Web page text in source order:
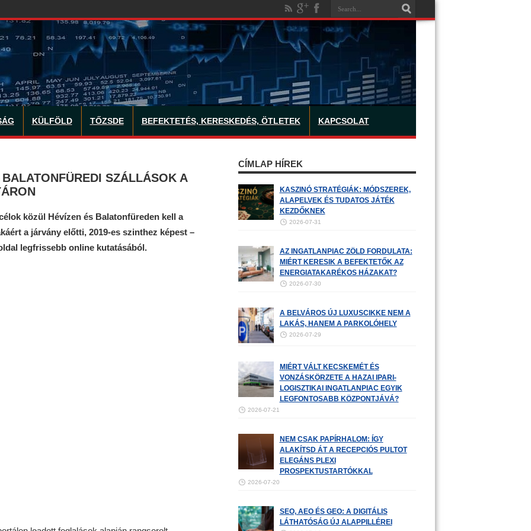
KÜLFÖLD TŐZSDE BEFEKTETÉS, KERESKEDÉS, ÖTLETEK KAPCSOLAT
SZÁLLÁSOK A
közül Hévízen és Balatonfüreden kell a
a járvány előtti, 2019-es szinthez képest –
legfrissebb online kutatásából.
CÍMLAP HÍREK
KASZINÓ STRATÉGIÁK: MÓDSZEREK,
ALAPELVEK ÉS TUDATOS JÁTÉK
KEZDŐKNEK
2026-07-31
AZ INGATLANPIAC ZÖLD FORDULATA:
MIÉRT KERESIK A BEFEKTETŐK AZ
ENERGIATAKARÉKOS HÁZAKAT?
2026-07-30
A BELVÁROS ÚJ LUXUSCIKKE NEM A
LAKÁS, HANEM A PARKOLÓHELY
2026-07-29
MIÉRT VÁLT KECSKEMÉT ÉS
VONZÁSKÖRZETE A HAZAI IPARI-
LOGISZTIKAI INGATLANPIAC EGYIK
LEGFONTOSABB KÖZPONTJÁVÁ?
2026-07-21
NEM CSAK PAPÍRHALOM: ÍGY
ALAKÍTSD ÁT A RECEPCIÓS PULTOT
ELEGÁNS PLEXI
PROSPEKTUSTARTÓKKAL
2026-07-20
SEO, AEO ÉS GEO: A DIGITÁLIS
LÁTHATÓSÁG ÚJ ALAPPILLÉREI